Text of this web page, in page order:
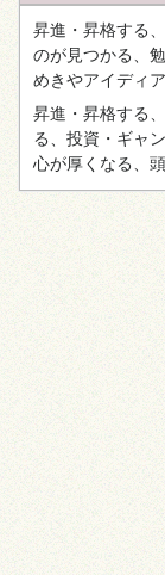
昇進・昇格する
のが見つかる、
めきやアイディ
昇進・昇格する
る、投資・ギャ
心が厚くなる、